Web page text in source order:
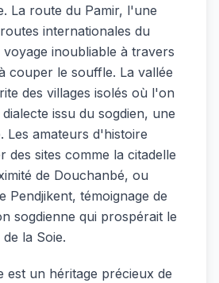
La route du Pamir, l'une
internationales du
inoubliable à travers
couper le souffle. La vallée
des villages isolés où l'on
issu du sogdien, une
Les amateurs d'histoire
des sites comme la citadelle
de Douchanbé, ou
Pendjikent, témoignage de
sogdienne qui prospérait le
la Soie.
est un héritage précieux de